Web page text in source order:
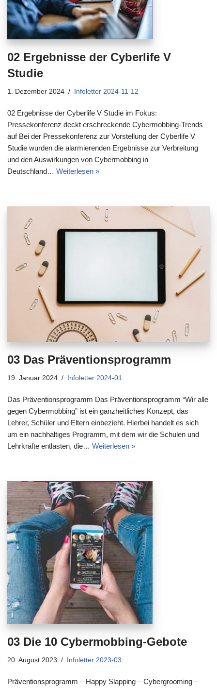
02 Ergebnisse der Cyberlife V
Studie
1. Dezember 2024 Infoletter 2024-11-12
02 Ergebnisse der Cyberlife V Studie im Fokus:
Pressekonferenz deckt erschreckende Cybermobbing-Trends
auf Bei der Pressekonferenz zur Vorstellung der Cyberlife V
Studie wurden die alarmierenden Ergebnisse zur Verbreitung
und den Auswirkungen von Cybermobbing in
Deutschland… Weiterlesen »
03 Das Präventionsprogramm
19. Januar 2024 Infoletter 2024-01
Das Präventionsprogramm Das Präventionsprogramm “Wir alle
gegen Cybermobbing” ist ein ganzheitliches Konzept, das
Lehrer, Schüler und Eltern einbezieht. Hierbei handelt es sich
um ein nachhaltiges Programm, mit dem wir die Schulen und
Lehrkräfte entlasten, die… Weiterlesen »
03 Die 10 Cybermobbing-Gebote
20. August 2023 Infoletter 2023-03
Präventionsprogramm – Happy Slapping – Cybergrooming –